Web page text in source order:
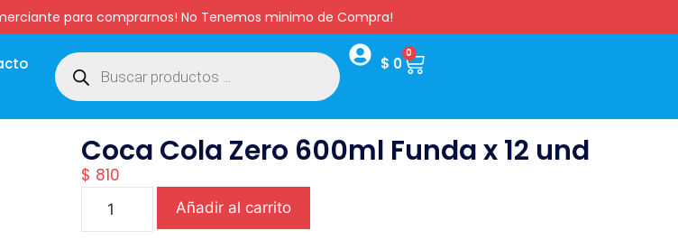
para comprarnos! No Tenemos minimo de Compra!
$ 0
0
Coca Cola Zero 600ml Funda x 12 und
$ 810
Añadir al carrito